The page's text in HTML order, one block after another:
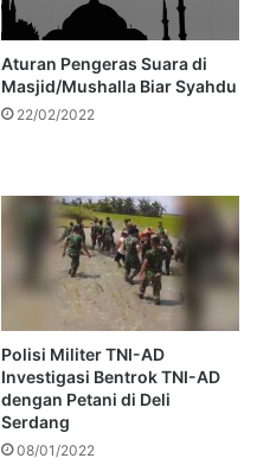
Aturan Pengeras Suara di
Masjid/Mushalla Biar Syahdu
22/02/2022
Polisi Militer TNI-AD
Investigasi Bentrok TNI-AD
dengan Petani di Deli
Serdang
08/01/2022